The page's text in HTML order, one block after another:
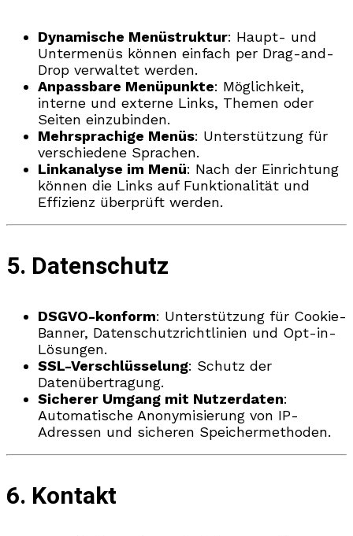
Dynamische Menüstruktur: Haupt- und
Untermenüs können einfach per Drag-and-
Drop verwaltet werden.
Anpassbare Menüpunkte: Möglichkeit,
interne und externe Links, Themen oder
Seiten einzubinden.
Mehrsprachige Menüs: Unterstützung für
verschiedene Sprachen.
Linkanalyse im Menü: Nach der Einrichtung
können die Links auf Funktionalität und
Effizienz überprüft werden.
5. Datenschutz
DSGVO-konform: Unterstützung für Cookie-
Banner, Datenschutzrichtlinien und Opt-in-
Lösungen.
SSL-Verschlüsselung: Schutz der
Datenübertragung.
Sicherer Umgang mit Nutzerdaten:
Automatische Anonymisierung von IP-
Adressen und sicheren Speichermethoden.
6. Kontakt